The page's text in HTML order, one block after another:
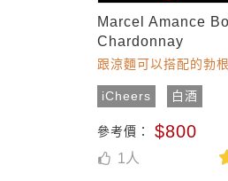
Marcel Amance
Chardonnay
跟涼麵可以搭配的勃
iCheers 白酒
參考價： $800
1 人